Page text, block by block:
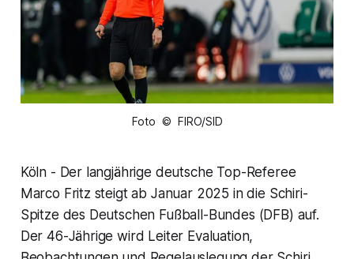
Foto © FIRO/SID
Köln - Der langjährige deutsche Top-Referee
Marco Fritz steigt ab Januar 2025 in die Schiri-
Spitze des Deutschen Fußball-Bundes (DFB) auf.
Der 46-Jährige wird Leiter Evaluation,